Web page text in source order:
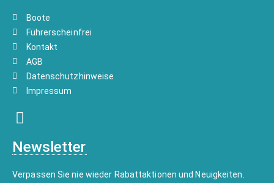
Boote
Führerscheinfrei
Kontakt
AGB
Datenschutzhinweise
Impressum
Newsletter
Verpassen Sie nie wieder Rabattaktionen und Neuigkeiten.